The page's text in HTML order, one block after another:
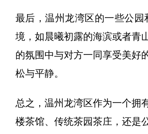
最后，温州龙湾区的一些公
境，如晨曦初露的海滨或者青
的氛围中与对方一同享受美好
松与平静。
总之，温州龙湾区作为一个拥
楼茶馆、传统茶园茶庄，还是